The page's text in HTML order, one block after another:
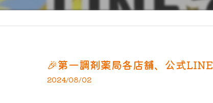
🎉第一調剤薬局各店舗、公式
2024/08/02